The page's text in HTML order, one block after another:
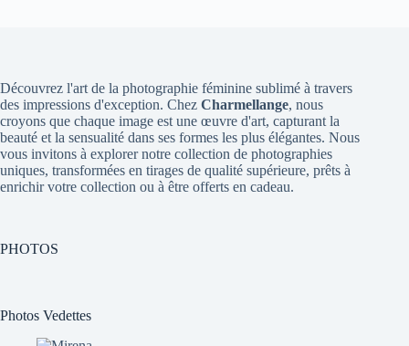
Découvrez l'art de la photographie féminine sublimé à travers
des impressions d'exception. Chez Charmellange, nous
croyons que chaque image est une œuvre d'art, capturant la
beauté et la sensualité dans ses formes les plus élégantes. Nous
vous invitons à explorer notre collection de photographies
uniques, transformées en tirages de qualité supérieure, prêts à
enrichir votre collection ou à être offerts en cadeau.
PHOTOS
Photos Vedettes